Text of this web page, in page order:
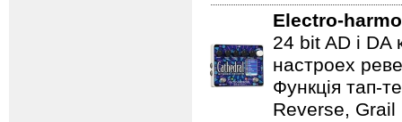
Electro-
24 bit AD і
настроех
Функція тап-
Reverse, Grail